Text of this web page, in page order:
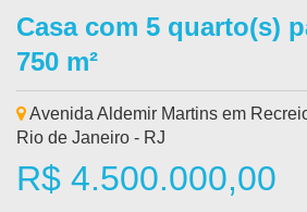
Casa com 5 quarto(s)
750 m²
Avenida Aldemir Martins em
Rio de Janeiro - RJ
R$ 4.500.000,00